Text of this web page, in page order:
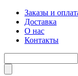
Заказы и
Доставка
О нас
Контакты